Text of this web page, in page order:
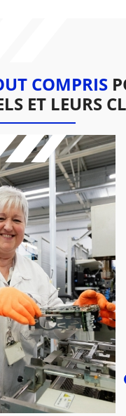
COMPRIS
ET LEURS